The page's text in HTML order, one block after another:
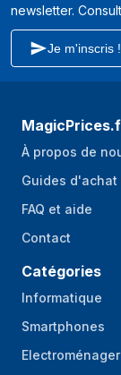
newsletter.
Je m'inscris !
À propos de
Guides d'achat
FAQ et aide
Contact
Catégories
Informatique
Smartphones
Electroménager